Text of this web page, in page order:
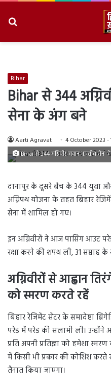
Bihar
Bihar से 344
सेना के अंग बने
Aarti Agravat 4 October 2023 -
Bihar से 344 अग्निवीर जवान भारतीय
दानापुर के दूसरे बैच के 344 युवा
अग्निपथ योजना के तहत बिहार
सेना में शामिल हो गए।
इन अग्निवीरों ने आज पासिंग आउट
रक्षा करने की शपथ ली, 31 सप्ताह
अग्निवीरों से आह्वान
को स्मरण करते रहें
बिहार रेजिमेंट सेंटर के समादेष्टा
परेड में परेड की सलामी ली। उन्होंने
प्रति अपनी प्रतिज्ञा को हमेशा
में किसी भी प्रकार की कोशिश करते
तैनात किया जाएगा।